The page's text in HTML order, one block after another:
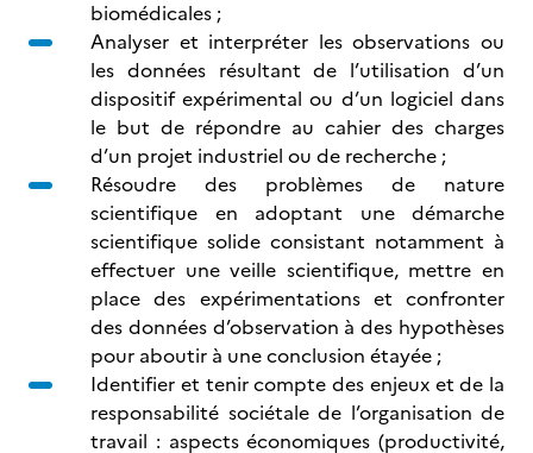
biomédicales ;
Analyser et interpréter les observations ou
les données résultant de l’utilisation d’un
dispositif expérimental ou d’un logiciel dans
le but de répondre au cahier des charges
d’un projet industriel ou de recherche ;
Résoudre des problèmes de nature
scientifique en adoptant une démarche
scientifique solide consistant notamment à
effectuer une veille scientifique, mettre en
place des expérimentations et confronter
des données d’observation à des hypothèses
pour aboutir à une conclusion étayée ;
Identifier et tenir compte des enjeux et de la
responsabilité sociétale de l’organisation de
travail : aspects économiques (productivité,